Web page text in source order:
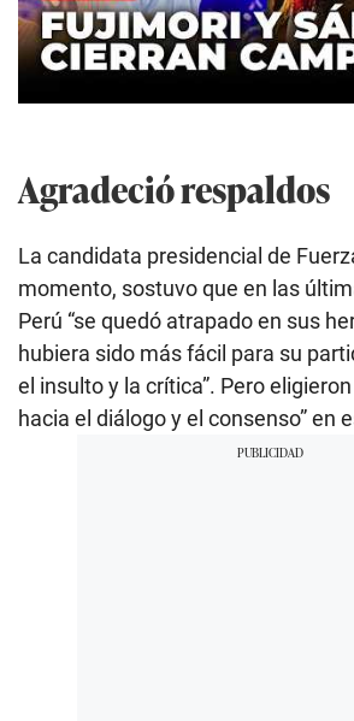
Agradeció respaldos
La candidata presidencial de
momento, sostuvo que en las
Perú “se quedó atrapado en sus
hubiera sido más fácil para su
el insulto y la crítica”. Pero
hacia el diálogo y el consenso” en